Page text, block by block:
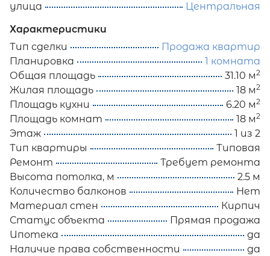
улица
Центральная
Характеристики
Тип сделки
Продажа квартир
Планировка
1 комната
Общая площадь
31.10 м2
Жилая площадь 18 м2
Площадь кухни 6.20 м2
Площадь комнат 18 м2
Этаж
1 из 2
Тип квартиры
Типовая
Ремонт
Требует ремонта
Высота потолка, м
2.5 м
Количество балконов
Нет
Материал стен
Кирпич
Статус объекта
Прямая продажа
Ипотека
да
Наличие права собственности
да